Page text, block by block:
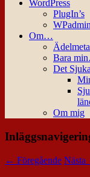
WordPress
PlugIn’s
WPadmin
Om…
Bara
Det
Om mig
← Föregående Nästa